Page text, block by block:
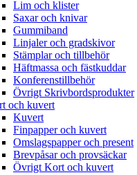
Lim och klister
Saxar och knivar
Gummiband
Linjaler och gradskivor
Stämplar och tillbehör
Häftmassa och fästkuddar
Konferenstillbehör
Övrigt Skrivbordsprodukter
och kuvert
Kuvert
Finpapper och kuvert
Omslagspapper och present
Brevpåsar och provsäckar
Övrigt Kort och kuvert